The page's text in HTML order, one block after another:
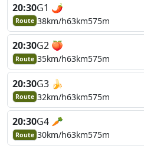
20:30G1 🌶️
Route 38km/h63km575m
20:30G2 🍑
Route 35km/h63km575m
20:30G3 🍌
Route 32km/h63km575m
20:30G4 🥕
Route 30km/h63km575m